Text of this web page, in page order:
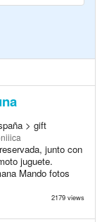
> gift
junto con
juguete.
Mando fotos
2179 views